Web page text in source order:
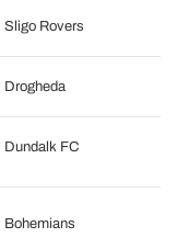
Sligo Rovers
Drogheda
Dundalk FC
Bohemians